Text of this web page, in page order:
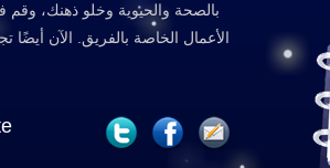
بالصحة والحيوية وخلو ذهنك، وقم
الأعمال الخاصة بالفريق. الآن